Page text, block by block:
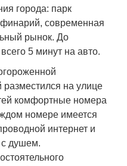
города: парк
современная
рынок. До
5 минут на авто.
на улице
комфортные номера
номере имеется
интернет и
с душем.